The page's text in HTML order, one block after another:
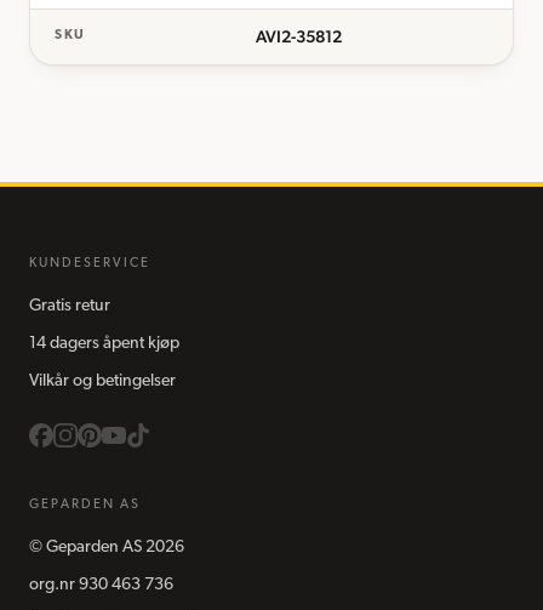
SKU AVI2-35812
KUNDESERVICE
Gratis retur
14 dagers åpent kjøp
Vilkår og betingelser
GEPARDEN AS
© Geparden AS 2026
org.nr 930 463 736